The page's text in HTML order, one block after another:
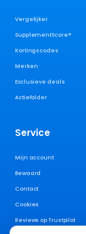
Vergelijker
SupplementScore®
Kortingscodes
Merken
Exclusieve deals
Actiefolder
Service
Mijn account
Bewaard
Contact
Cookies
Reviews op Trustpilot